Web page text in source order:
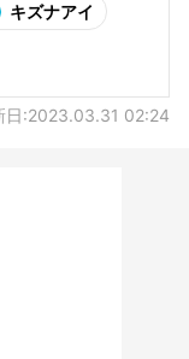
キズナアイ
日:2023.03.31 02:24